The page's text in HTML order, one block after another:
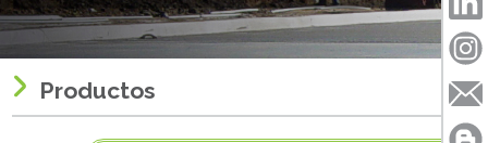
Productos